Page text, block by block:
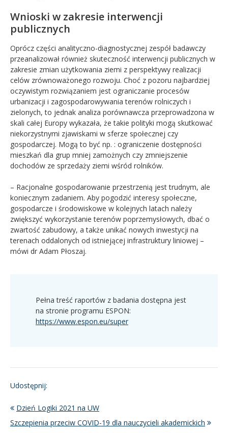
Wnioski w zakresie interwencji
publicznych
Oprócz części analityczno-diagnostycznej zespół badawczy
przeanalizował również skuteczność interwencji publicznych w
zakresie zmian użytkowania ziemi z perspektywy realizacji
celów zrównoważonego rozwoju. Choć z pozoru najbardziej
oczywistym rozwiązaniem jest ograniczanie procesów
urbanizacji i zagospodarowywania terenów rolniczych i
zielonych, to jednak analiza porównawcza przeprowadzona w
skali całej Europy wykazała, że takie polityki mogą skutkować
niekorzystnymi zjawiskami w sferze społecznej czy
gospodarczej. Mogą to być np. : ograniczenie dostępności
mieszkań dla grup mniej zamożnych czy zmniejszenie
dochodów ze sprzedaży ziemi wśród rolników.
– Racjonalne gospodarowanie przestrzenią jest trudnym, ale
koniecznym zadaniem. Aby pogodzić interesy społeczne,
gospodarcze i środowiskowe w kolejnych latach należy
zwiększyć wykorzystanie terenów poprzemysłowych, dbać o
zwartość zabudowy, a także unikać nowych inwestycji na
terenach oddalonych od istniejącej infrastruktury liniowej –
mówi dr Adam Płoszaj.
Pełna treść raportów z badania dostępna jest
na stronie programu ESPON:
https://www.espon.eu/super
Udostępnij:
Dzień Logiki 2021 na UW
Szczepienia przeciw COVID-19 dla nauczycieli akademickich